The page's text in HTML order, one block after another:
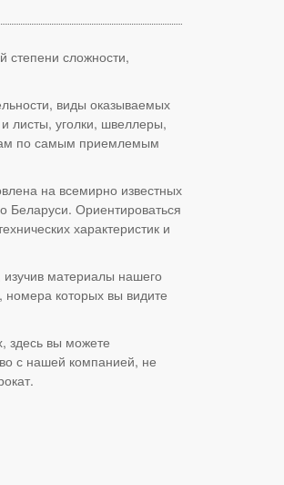
степени сложности,
виды оказываемых
листы, уголки, швеллеры,
по самым приемлемым
на всемирно известных
Беларуси. Ориентироваться
характеристик и
изучив материалы нашего
номера которых вы видите
здесь вы можете
с нашей компанией, не